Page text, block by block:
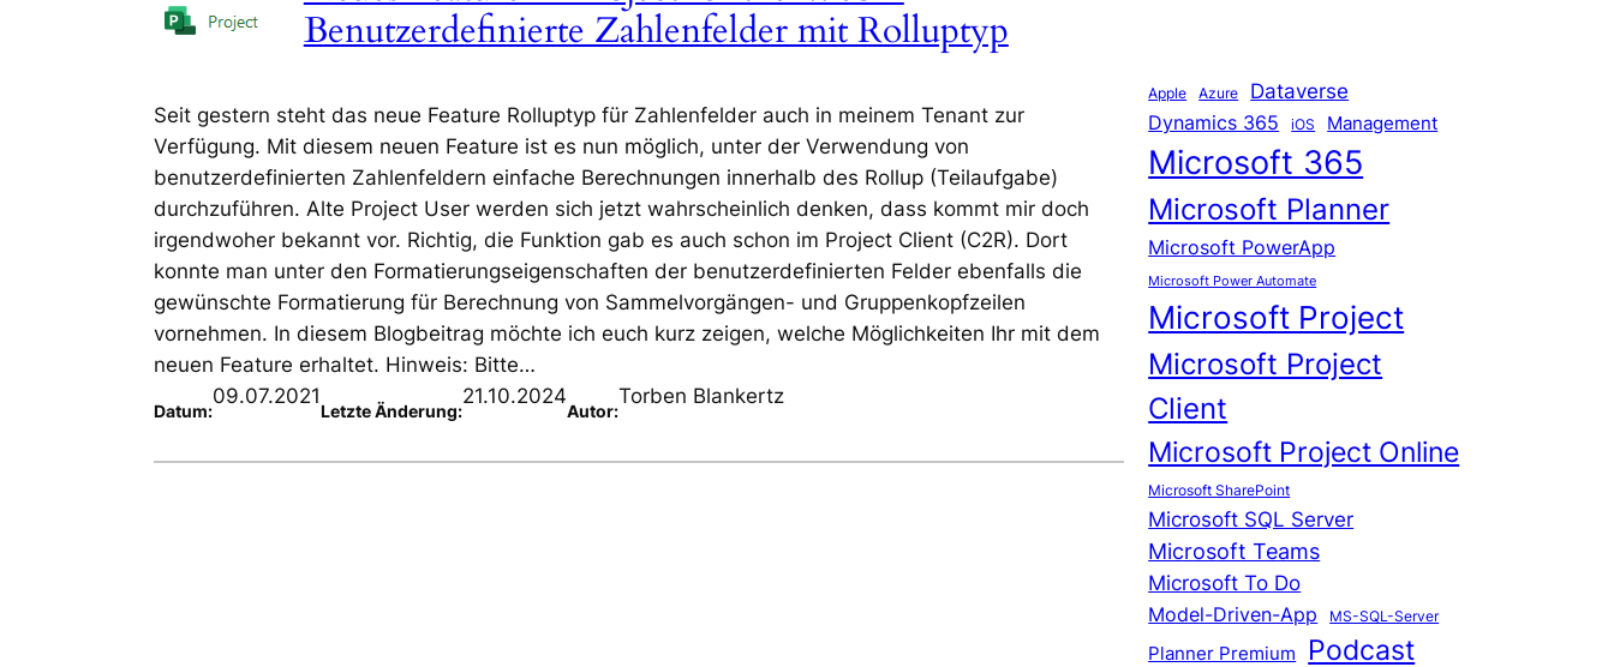
Benutzerdefinierte Zahlenfelder mit Rolluptyp
Seit gestern steht das neue Feature Rolluptyp für Zahlenfelder auch in meinem Tenant zur
Verfügung. Mit diesem neuen Feature ist es nun möglich, unter der Verwendung von
benutzerdefinierten Zahlenfeldern einfache Berechnungen innerhalb des Rollup (Teilaufgabe)
durchzuführen. Alte Project User werden sich jetzt wahrscheinlich denken, dass kommt mir doch
irgendwoher bekannt vor. Richtig, die Funktion gab es auch schon im Project Client (C2R). Dort
konnte man unter den Formatierungseigenschaften der benutzerdefinierten Felder ebenfalls die
gewünschte Formatierung für Berechnung von Sammelvorgängen- und Gruppenkopfzeilen
vornehmen. In diesem Blogbeitrag möchte ich euch kurz zeigen, welche Möglichkeiten Ihr mit dem
neuen Feature erhaltet. Hinweis: Bitte…
Datum:
09.07.2021
Letzte Änderung:
21.10.2024
Autor:
Torben Blankertz
Apple Azure Dataverse
Dynamics 365 iOS Management
Microsoft 365
Microsoft Planner
Microsoft PowerApp
Microsoft Power Automate
Microsoft Project
Microsoft Project
Client
Microsoft Project Online
Microsoft SharePoint
Microsoft SQL Server
Microsoft Teams
Microsoft To Do
Model-Driven-App MS-SQL-Server
Planner Premium Podcast